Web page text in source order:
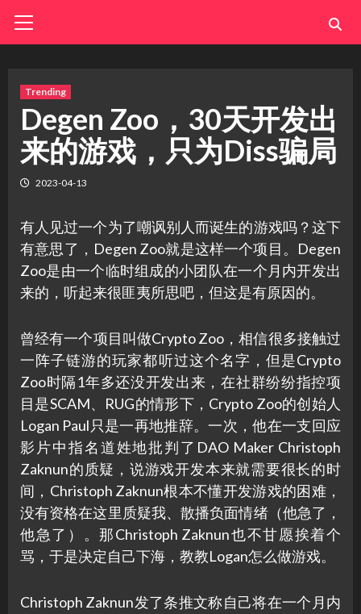
Menu
Trending
Degen Zoo，30天开发出
来的游戏，只为Diss骗局
2023-04-13
有人见过一个为了嘲讽别人而诞生的游戏吗？这下
有意思了，Degen Zoo就是这样一个项目。Degen
Zoo是由一个临时组成的小团队在一个月内开发出
来的，听起来很匪夷所思吧，但这是有原因的。
曾经有一个项目叫做Crypto Zoo，相信很多接触过
一阵子链游的玩家都听过这个名字，但是Crypto
Zoo时隔1年多还没开发出来，在社群纷纷指控项
目是SCAM、RUG的情形下，Crypto Zoo的创始人
Logan Paul只是一再地推辞。一次，他在一支回应
影片中指名道姓地批判了DAO Maker Christoph
Zaknun的质疑，说游戏开发本来就需要很长的时
间，Christoph Zaknun根本不懂开发游戏的困难，
没有资格在这里质疑我、散播负面情绪（他急了，
他急了）。那Christoph Zaknun也不甘愿挨着个
骂，于是决定自己下海，教教Logan怎么做游戏。
Christoph Zaknun发了条推文称自己将在一个月内